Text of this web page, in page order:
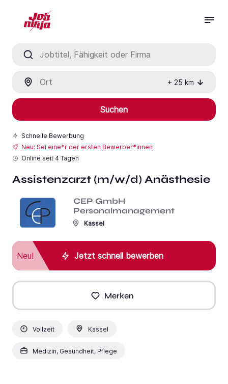
+ 25 km
Suchen
Schnelle Bewerbung
Neu: Sei eine*r der ersten Bewerber*innen
Online seit 4 Tagen
Assistenzarzt (m/w/d) Anästhesie
CEP GmbH
Personalmanagement
Kassel
Jetzt schnell bewerben
Neu!
Merken
Vollzeit Kassel
Medizin, Gesundheit, Pflege